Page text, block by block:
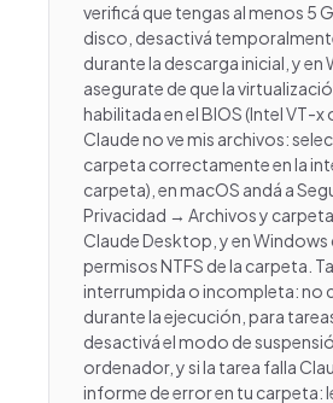
verificá que tengas al menos 5
disco, desactivá
durante la descarga inicial, y en
asegurate de que la
habilitada en el BIOS (Intel VT-x
Claude no ve mis archivos:
carpeta correctamente en la
carpeta), en macOS andá a
Privacidad → Archivos y
Claude Desktop, y en
permisos NTFS de la carpeta.
interrumpida o incompleta: no
durante la ejecución, para
desactivá el modo de
ordenador, y si la tarea falla
informe de error en tu carpeta: